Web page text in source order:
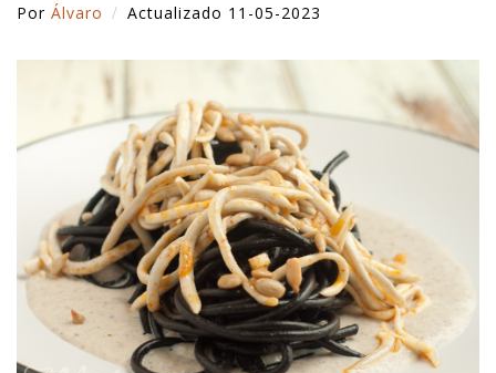
Por Álvaro Actualizado 11-05-2023